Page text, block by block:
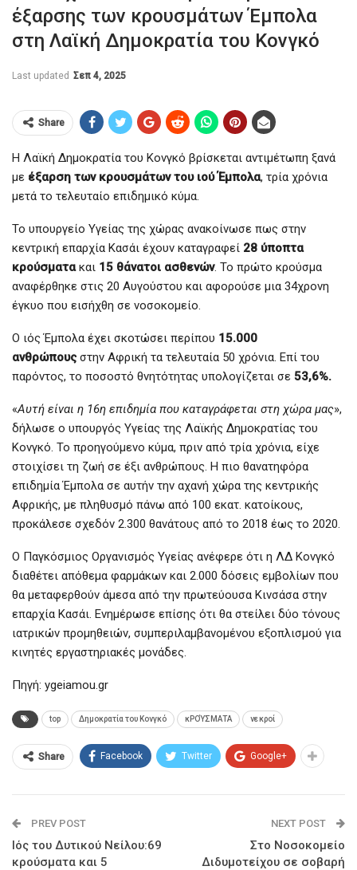
έξαρσης των κρουσμάτων Έμπολα
στη Λαϊκή Δημοκρατία του Κονγκό
Last updated Σεπ 4, 2025
Share
Η Λαϊκή Δημοκρατία του Κονγκό βρίσκεται αντιμέτωπη ξανά
με έξαρση των κρουσμάτων του ιού Έμπολα, τρία χρόνια
μετά το τελευταίο επιδημικό κύμα.
Το υπουργείο Υγείας της χώρας ανακοίνωσε πως στην
κεντρική επαρχία Κασάι έχουν καταγραφεί 28 ύποπτα
κρούσματακαι 15 θάνατοι ασθενών. Το πρώτο κρούσμα
αναφέρθηκε στις 20 Αυγούστου και αφορούσε μια 34χρονη
έγκυο που εισήχθη σε νοσοκομείο.
Ο ιός Έμπολα έχει σκοτώσει περίπου 15.000
ανθρώπους στην Αφρική τα τελευταία 50 χρόνια. Επί του
παρόντος, το ποσοστό θνητότητας υπολογίζεται σε 53,6%.
«Αυτή είναι η 16η επιδημία που καταγράφεται στη χώρα μας»,
δήλωσε ο υπουργός Υγείας της Λαϊκής Δημοκρατίας του
Κονγκό. Το προηγούμενο κύμα, πριν από τρία χρόνια, είχε
στοιχίσει τη ζωή σε έξι ανθρώπους. Η πιο θανατηφόρα
επιδημία Έμπολα σε αυτήν την αχανή χώρα της κεντρικής
Αφρικής, με πληθυσμό πάνω από 100 εκατ. κατοίκους,
προκάλεσε σχεδόν 2.300 θανάτους από το 2018 έως το 2020.
Ο Παγκόσμιος Οργανισμός Υγείας ανέφερε ότι η ΛΔ Κονγκό
διαθέτει απόθεμα φαρμάκων και 2.000 δόσεις εμβολίων που
θα μεταφερθούν άμεσα από την πρωτεύουσα Κινσάσα στην
επαρχία Κασάι. Ενημέρωσε επίσης ότι θα στείλει δύο τόνους
ιατρικών προμηθειών, συμπεριλαμβανομένου εξοπλισμού για
κινητές εργαστηριακές μονάδες.
Πηγή: ygeiamou.gr
top Δημοκρατία του Κονγκό κΡΟΎΣΜΑΤΑ νεκροί
Share Facebook Twitter Google+
PREV POST
Ιός του Δυτικού Νείλου:69
κρούσματα και 5
NEXT POST
Στο Νοσοκομείο
Διδυμοτείχου σε σοβαρή